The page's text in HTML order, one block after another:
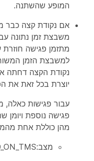
המופע שהשתנה.
למשבצת הזמן
יוצרת בכל זאת את
עבור פגישות
פגישה נוספת ויומן
מהן כוללת אחת
מצב:MEETING_NOT_FOUND_ON_TMS